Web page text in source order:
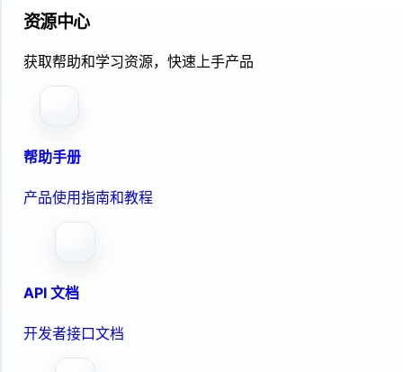
资源中心
获取帮助和学习资源，快速上手产品
帮助手册
产品使用指南和教程
API 文档
开发者接口文档